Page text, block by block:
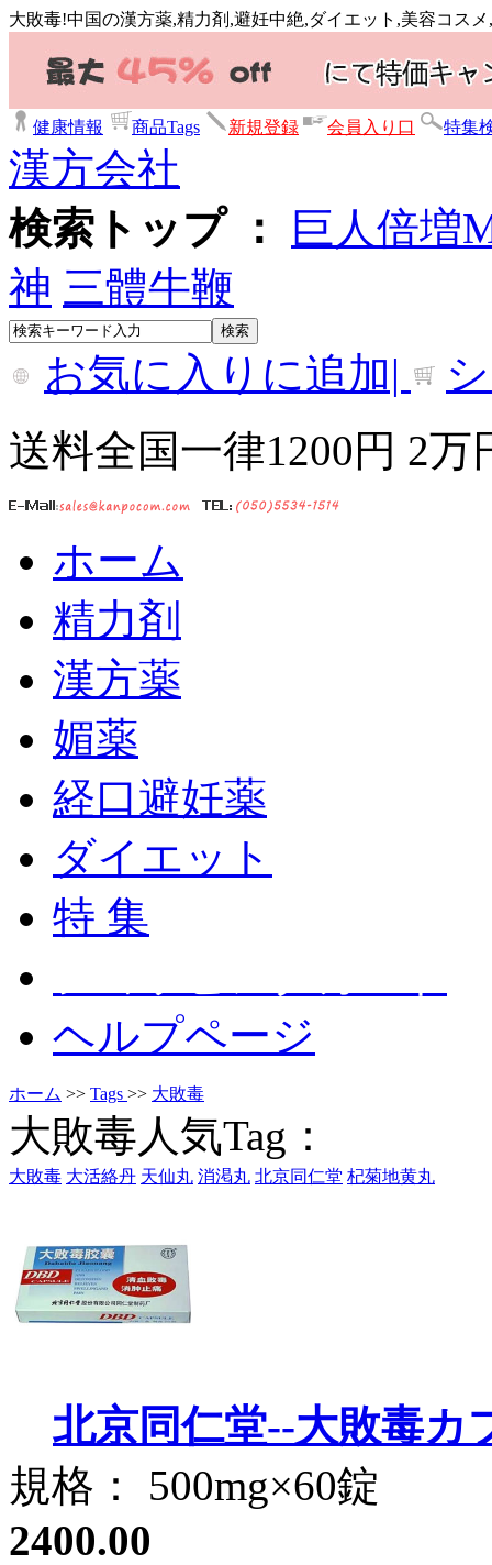
大敗毒!中国の漢方薬,精力剤,避妊中絶,ダイエット,美容コス
健康情報 商品Tags 新規登録 会員入り口 特集
漢方会社
検索トップ ：
巨人倍増
神 三體牛鞭
お気に入りに追加|
送料全国一律1200円 2
ホーム
精力剤
漢方薬
媚薬
経口避妊薬
ダイエット
特 集
ヘルプページ
ホーム >> Tags >> 大敗毒
大敗毒人気Tag：
大敗毒 大活絡丹 天仙丸 消渇丸 北京同仁堂 杞菊地黄丸
北京同仁堂--大敗毒カ
規格： 500mg×60錠
2400.00